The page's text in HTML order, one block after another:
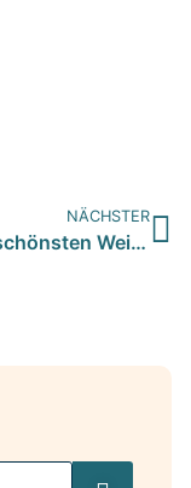
NÄCHSTER
Unsere schönsten Weihnachtsgeschenke